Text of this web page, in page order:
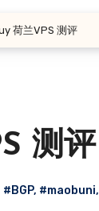
荷兰VPS 测评
测评
#BGP, #maobuni,